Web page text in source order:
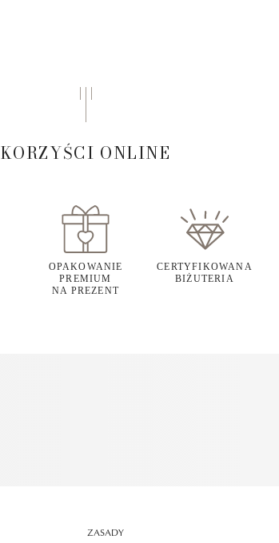
KORZYŚCI ONLINE
OPAKOWANIE
PREMIUM
NA PREZENT
CERTYFIKOWANA
BIŻUTERIA
ZASADY